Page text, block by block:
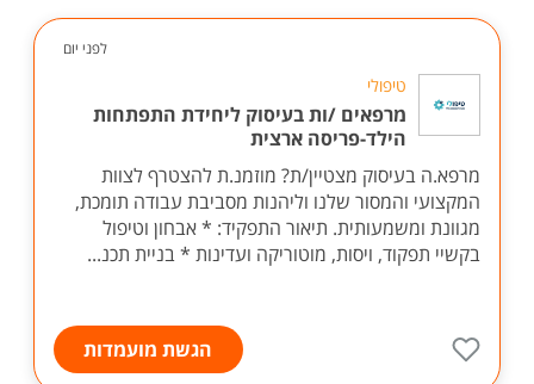
לפני יום
טיפולי
מרפאים /ות בעיסוק ליחידת התפתחות
הילד-פריסה ארצית
מרפא.ה בעיסוק מצטיין/ת? מוזמנ.ת להצטרף לצוות
המקצועי והמסור שלנו וליהנות מסביבת עבודה תומכת,
מגוונת ומשמעותית. תיאור התפקיד: * אבחון וטיפול
בקשיי תפקוד, ויסות, מוטוריקה ועדינות * בניית תכנ...
הגשת מועמדות